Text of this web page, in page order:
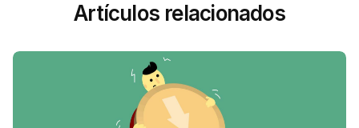
Artículos relacionados